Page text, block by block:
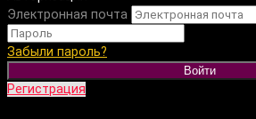
Электронная почта
Забыли пароль?
Войти
Регистрация